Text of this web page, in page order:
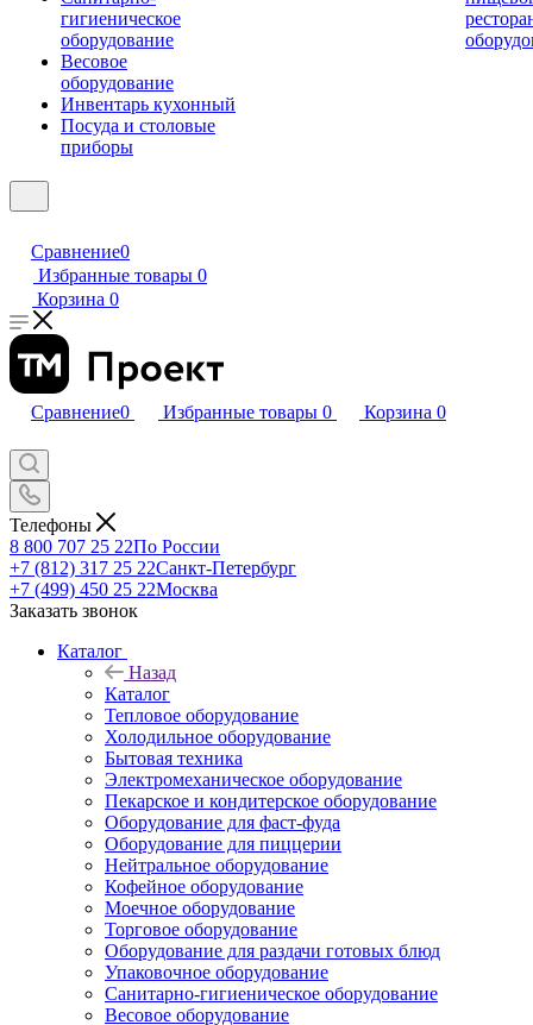
гигиеническое
оборудование
Весовое
оборудование
Инвентарь кухонный
Посуда и столовые
приборы
Сравнение0
Избранные товары 0
Корзина 0
Сравнение0 Избранные товары 0 Корзина 0
Телефоны
8 800 707 25 22По России
+7 (812) 317 25 22Санкт-Петербург
+7 (499) 450 25 22Москва
Заказать звонок
Каталог
Назад
Каталог
Тепловое оборудование
Холодильное оборудование
Бытовая техника
Электромеханическое оборудование
Пекарское и кондитерское оборудование
Оборудование для фаст-фуда
Оборудование для пиццерии
Нейтральное оборудование
Кофейное оборудование
Моечное оборудование
Торговое оборудование
Оборудование для раздачи готовых блюд
Упаковочное оборудование
Санитарно-гигиеническое оборудование
Весовое оборудование